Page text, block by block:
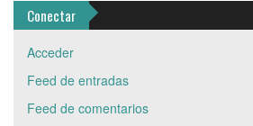
Conectar
Acceder
Feed de entradas
Feed de comentarios